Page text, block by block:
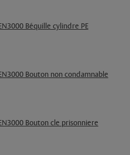
Béquille cylindre PE
Bouton non condamnable
Bouton cle prisonniere